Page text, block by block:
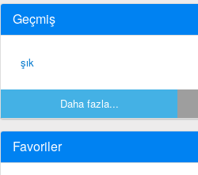
Geçmiş
şık
Daha fazla...
Favoriler